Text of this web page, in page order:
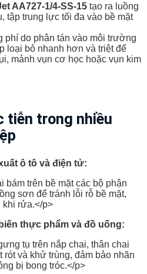
AA727-1/4-SS-15 tạo ra luồng
tập trung lực tối đa vào bề mặt
phí do phân tán vào môi trường
loại bỏ nhanh hơn và triệt để
mảnh vụn cơ học hoặc vụn kim
tiễn trong nhiều
ô tô và điện tử:
bám trên bề mặt các bộ phận
sơn để tránh lỗi rỗ bề mặt,
khi rửa.</p>
thực phẩm và đồ uống:
tụ trên nắp chai, thân chai
rót và khử trùng, đảm bảo nhãn
bị bong tróc.</p>